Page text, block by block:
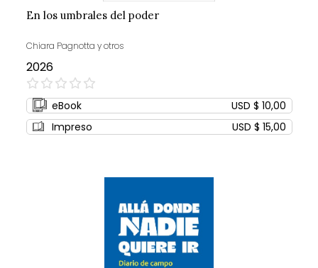
En los umbrales del poder
Chiara Pagnotta y otros
2026
0%
eBook
USD $ 10,00
Impreso
USD $ 15,00